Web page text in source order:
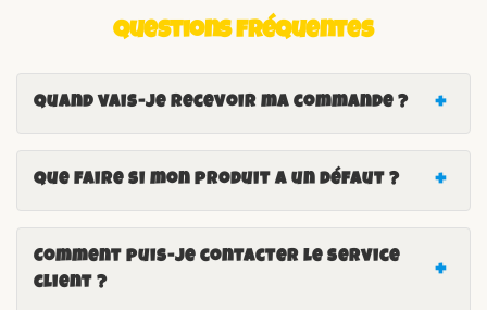
Questions fréquentes
Quand vais-je recevoir ma commande ?
Que faire si mon produit a un défaut ?
Comment puis-je contacter le service
client ?